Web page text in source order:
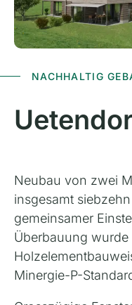
NACHHALTIG
Neubau von zwei
insgesamt
gemeinsamer
Überbauung
Minergie-P-